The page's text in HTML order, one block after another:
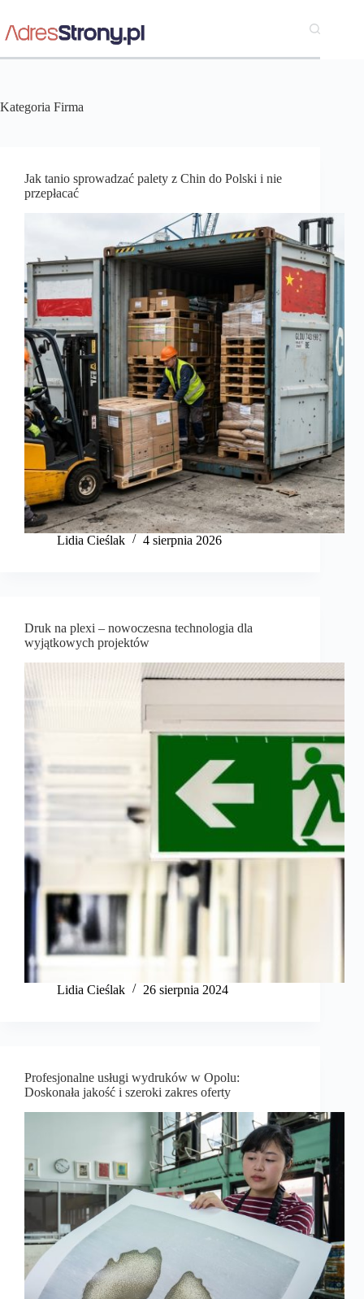
treści
Kategoria Firma
Jak tanio sprowadzać palety z Chin do Polski i nie
przepłacać
Lidia Cieślak 4 sierpnia 2026
Druk na plexi – nowoczesna technologia dla
wyjątkowych projektów
Lidia Cieślak 26 sierpnia 2024
Profesjonalne usługi wydruków w Opolu:
Doskonała jakość i szeroki zakres oferty